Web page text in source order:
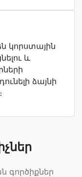
կորստային
և
ձայնի
գործիքներ